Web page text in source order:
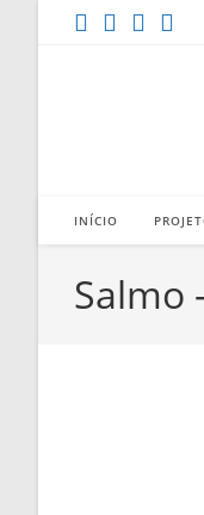
INÍCIO
Salmo